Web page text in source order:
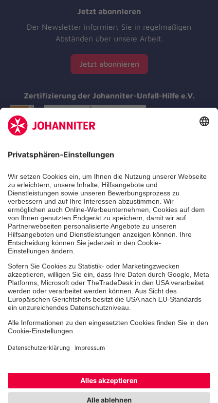
Jetzt abonnieren
Der Newsletter informiert Sie in regelmäßigen
Abständen über unsere Arbeit.
Jetzt abonnieren
Zertifizierung der Johanniter-Unfall-Hilfe e.V.
Aus- & Fortbildung
Erste-Hilfe-Kurse
Jobs & Ehrenamt
Freiwilligendienst
Spendenprojekte
Johanniter-Jugend
Einrichtungen
Cookie-Einstellungen Datenschutz Barrierefreiheit